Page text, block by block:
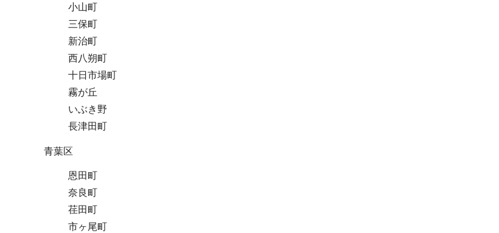
小山町
三保町
新治町
西八朔町
十日市場町
霧が丘
いぶき野
長津田町
青葉区
恩田町
奈良町
荏田町
市ヶ尾町